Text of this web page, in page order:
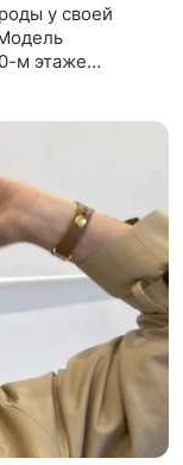
у своей
м этаже